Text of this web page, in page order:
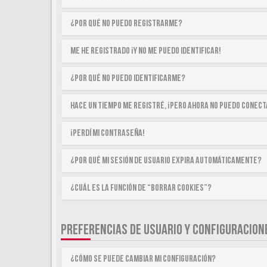
¿Por qué no puedo registrarme?
Me he registrado ¡y no me puedo identificar!
¿Por qué no puedo identificarme?
Hace un tiempo me registré, ¡pero ahora no puedo
¡Perdí mi contraseña!
¿Por qué mi sesión de usuario expira automáticamente?
¿Cuál es la función de “Borrar cookies”?
PREFERENCIAS DE USUARIO Y
¿Cómo se puede cambiar mi configuración?